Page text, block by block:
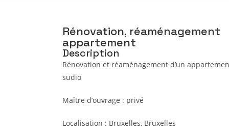
Rénovation, réaménagement
appartement
Description
Rénovation et réaménagement d’un
sudio
Maître d’ouvrage : privé
Localisation : Bruxelles, Bruxelles